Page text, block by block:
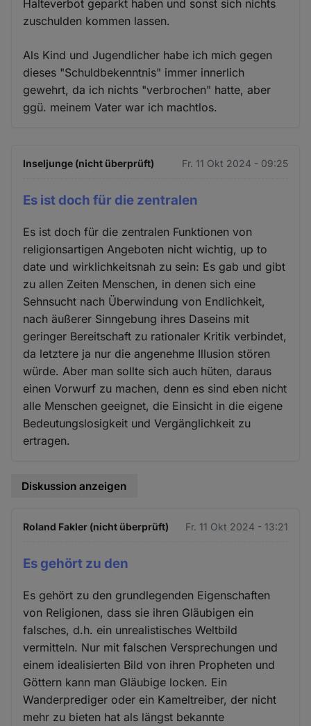
Halteverbot geparkt haben und sonst sich nichts
zuschulden kommen lassen.
Als Kind und Jugendlicher habe ich mich gegen
dieses "Schuldbekenntnis" immer innerlich
gewehrt, da ich nichts "verbrochen" hatte, aber
ggü. meinem Vater war ich machtlos.
Inseljunge (nicht überprüft) Fr. 11 Okt 2024 - 09:25
Es ist doch für die zentralen
Es ist doch für die zentralen Funktionen von
religionsartigen Angeboten nicht wichtig, up to
date und wirklichkeitsnah zu sein: Es gab und gibt
zu allen Zeiten Menschen, in denen sich eine
Sehnsucht nach Überwindung von Endlichkeit,
nach äußerer Sinngebung ihres Daseins mit
geringer Bereitschaft zu rationaler Kritik verbindet,
da letztere ja nur die angenehme Illusion stören
würde. Aber man sollte sich auch hüten, daraus
einen Vorwurf zu machen, denn es sind eben nicht
alle Menschen geeignet, die Einsicht in die eigene
Bedeutungslosigkeit und Vergänglichkeit zu
ertragen.
Diskussion anzeigen
Roland Fakler (nicht überprüft) Fr. 11 Okt 2024 - 13:21
Es gehört zu den
Es gehört zu den grundlegenden Eigenschaften
von Religionen, dass sie ihren Gläubigen ein
falsches, d.h. ein unrealistisches Weltbild
vermitteln. Nur mit falschen Versprechungen und
einem idealisierten Bild von ihren Propheten und
Göttern kann man Gläubige locken. Ein
Wanderprediger oder ein Kameltreiber, der nicht
mehr zu bieten hat als längst bekannte